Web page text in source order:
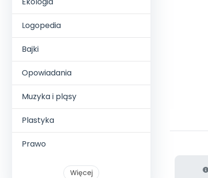
Logopedia
Bajki
Opowiadania
Muzyka i pląsy
Plastyka
Prawo
Więcej